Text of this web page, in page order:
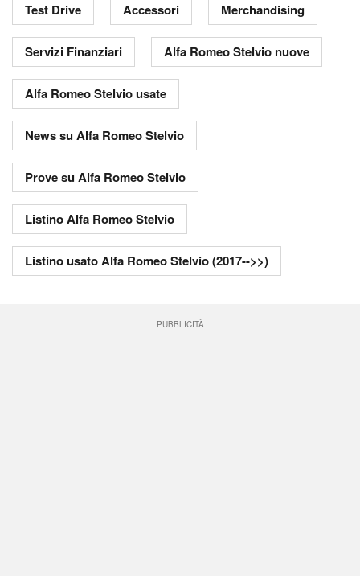
Test Drive Accessori Merchandising
Servizi Finanziari Alfa Romeo Stelvio nuove
Alfa Romeo Stelvio usate
News su Alfa Romeo Stelvio
Prove su Alfa Romeo Stelvio
Listino Alfa Romeo Stelvio
Listino usato Alfa Romeo Stelvio (2017-->>)
PUBBLICITÀ